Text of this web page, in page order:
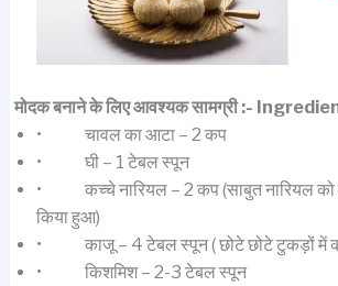
मोदक बनाने के लिए आवश्यक सामग्री :-
• चावल का आटा – 2 कप
• घी – 1 टेबल स्पून
• कच्चे नारियल – 2 कप (साबुत नारियल को
किया हुआ)
• काजू – 4 टेबल स्पून ( छोटे छोटे टुकड़ों में
• किशमिश – 2-3 टेबल स्पून